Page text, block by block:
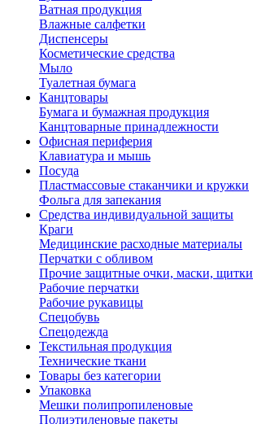
Ватная продукция
Влажные салфетки
Диспенсеры
Косметические средства
Мыло
Туалетная бумага
Канцтовары
Бумага и бумажная продукция
Канцтоварные принадлежности
Офисная периферия
Клавиатура и мышь
Посуда
Пластмассовые стаканчики и кружки
Фольга для запекания
Средства индивидуальной защиты
Краги
Медицинские расходные материалы
Перчатки с обливом
Прочие защитные очки, маски, щитки
Рабочие перчатки
Рабочие рукавицы
Спецобувь
Спецодежда
Текстильная продукция
Технические ткани
Товары без категории
Упаковка
Мешки полипропиленовые
Полиэтиленовые пакеты